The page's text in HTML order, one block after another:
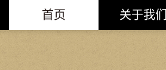
首页 关于我们